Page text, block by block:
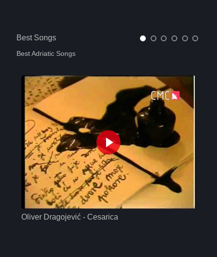
Best Songs
Best Adriatic Songs
Oliver Dragojević - Cesarica